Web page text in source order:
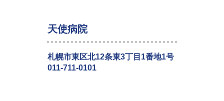
天使病院
札幌市東区北12条東3丁目1番地1号
011-711-0101